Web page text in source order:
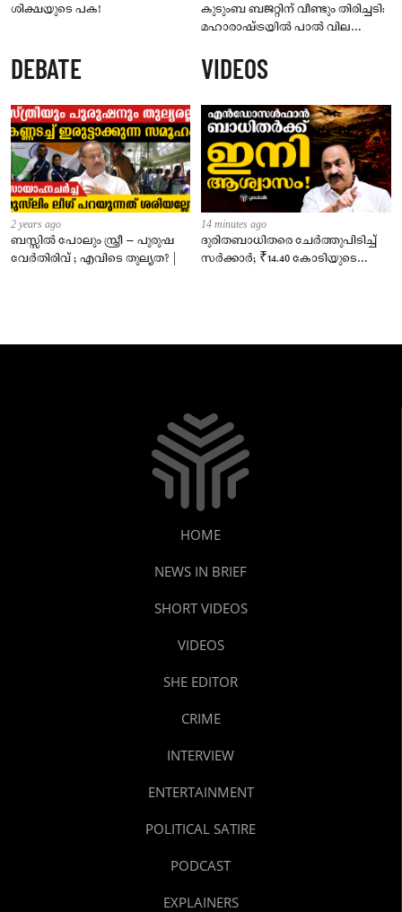
ശിക്ഷയുടെ പക!
കുടുംബ ബജറ്റിന് വീണ്ടും തിരിച്ചടി:
മഹാരാഷ്ട്രയിൽ പാൽ വില
മുതൽ
DEBATE
2 years ago
ബസ്സിൽ പോലും സ്ത്രീ – പുരുഷ
വേർതിരിവ് ; എവിടെ തുല്യത? |
VIDEOS
14 minutes ago
ദുരിതബാധിതരെ ചേർത്തുപിടിച്ച്
സർക്കാർ; ₹14.40 കോടിയുടെ
HOME
NEWS IN BRIEF
SHORT VIDEOS
VIDEOS
SHE EDITOR
CRIME
INTERVIEW
ENTERTAINMENT
POLITICAL SATIRE
PODCAST
EXPLAINERS